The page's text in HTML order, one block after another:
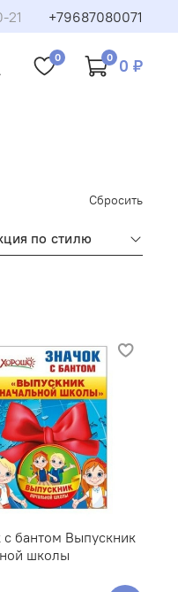
21 +79687080071
0 0 0 ₽
Сбросить
по стилю
с бантом Выпускник
школы